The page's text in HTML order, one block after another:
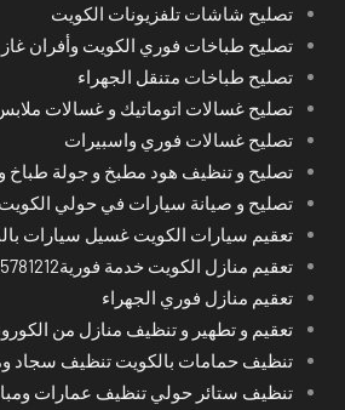
تصليح شاشات تلفزيونات الكويت
تصليح طباخات فوري الكويت وأفران غاز
تصليح طباخات متنقل الجهراء
تصليح غسالات اتوماتيك و غسالات
تصليح غسالات فوري واسبيرات
تصليح و تنظيف هود مطبخ و جولة طباخ
تصليح و صيانة سيارات في حولي
تعقيم سيارات الكويت غسيل سيارات
تعقيم منازل الكويت خدمة فورية65781212
تعقيم منازل فوري الجهراء
تعقيم و تطهير و تنظيف منازل من
تنظيف حمامات بالكويت تنظيف سجاد
تنظيف ستائر حولي تنظيف عمارات